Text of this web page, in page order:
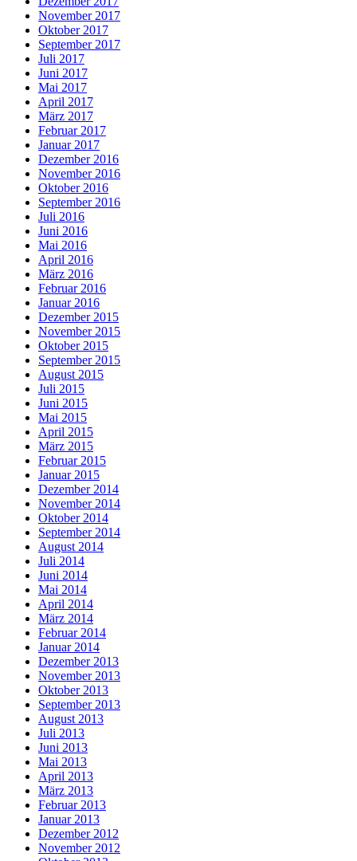
November 2017
Oktober 2017
September 2017
Juli 2017
Juni 2017
Mai 2017
April 2017
März 2017
Februar 2017
Januar 2017
Dezember 2016
November 2016
Oktober 2016
September 2016
Juli 2016
Juni 2016
Mai 2016
April 2016
März 2016
Februar 2016
Januar 2016
Dezember 2015
November 2015
Oktober 2015
September 2015
August 2015
Juli 2015
Juni 2015
Mai 2015
April 2015
März 2015
Februar 2015
Januar 2015
Dezember 2014
November 2014
Oktober 2014
September 2014
August 2014
Juli 2014
Juni 2014
Mai 2014
April 2014
März 2014
Februar 2014
Januar 2014
Dezember 2013
November 2013
Oktober 2013
September 2013
August 2013
Juli 2013
Juni 2013
Mai 2013
April 2013
März 2013
Februar 2013
Januar 2013
Dezember 2012
November 2012